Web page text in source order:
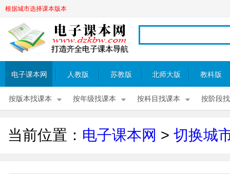
根据城市选择课本版本
电子课本网 人教版 苏教版 北师大版 教科版
按版本找课本 按年级找课本 按科目找课本 按阶段
当前位置： 电子课本网 > 切换城